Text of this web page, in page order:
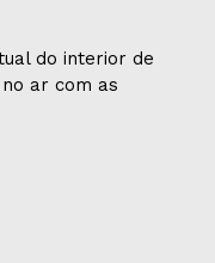
do interior de
ar com as